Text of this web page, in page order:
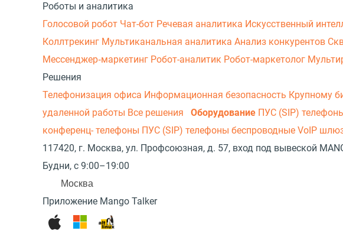
Роботы и аналитика
Голосовой робот Чат-бот Речевая аналитика Искусственный
Коллтрекинг Мультиканальная аналитика Анализ конкурентов
Мессенджер‑маркетинг Робот-аналитик Робот-маркетолог
Решения
Телефонизация офиса Информационная безопасность Крупному
удаленной работы Все решения Оборудование ПУС (SIP)
конференц- телефоны ПУС (SIP) телефоны беспроводные VoIP
117420, г. Москва, ул. Профсоюзная, д. 57, вход под вывеской
Будни, с 9:00–19:00
Москва
Приложение Mango Talker